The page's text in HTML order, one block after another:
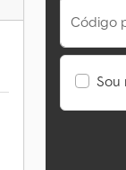
Código
Sou